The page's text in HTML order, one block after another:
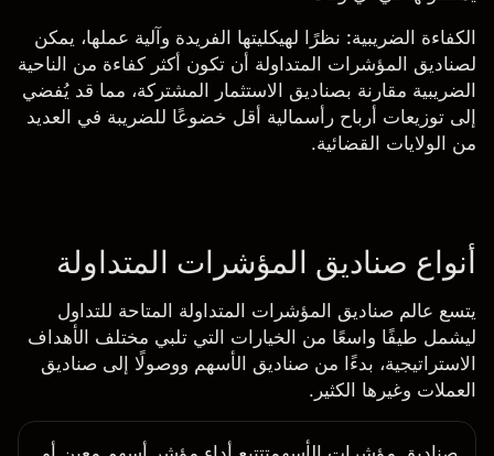
الكفاءة الضريبية: نظرًا لهيكليتها الفريدة وآلية عملها، يمكن
لصناديق المؤشرات المتداولة أن تكون أكثر كفاءة من الناحية
الضريبية مقارنة بصناديق الاستثمار المشتركة، مما قد يُفضي
إلى توزيعات أرباح رأسمالية أقل خضوعًا للضريبة في العديد
من الولايات القضائية.
أنواع صناديق المؤشرات المتداولة
يتسع عالم صناديق المؤشرات المتداولة المتاحة للتداول
ليشمل طيفًا واسعًا من الخيارات التي تلبي مختلف الأهداف
الاستراتيجية، بدءًا من صناديق الأسهم ووصولًا إلى صناديق
العملات وغيرها الكثير.